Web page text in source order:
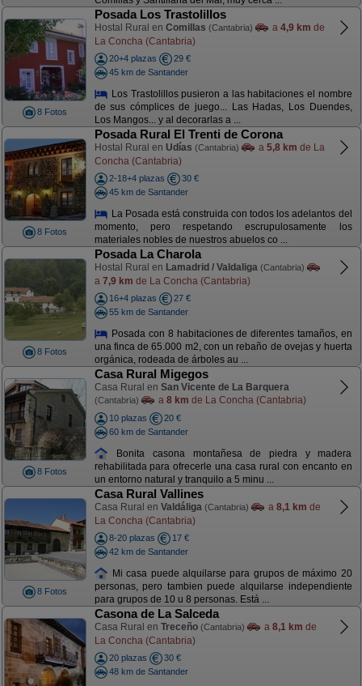
8 Fotos
Posada Los Trastolillos
Hostal Rural en Comillas (Cantabria) a 4,9 km de
La Concha (Cantabria)
20+4 plazas
29 €
45 km de Santander
Los Trastolillos pusieron a las habitaciones el nombre
de sus cómplices de juego... Las Hadas, Los Duendes,
Los Mangos... y al decorarlas a ...
8 Fotos
Posada Rural El Trenti de Corona
Hostal Rural en Udías (Cantabria) a 5,8 km de La
Concha (Cantabria)
2-18+4 plazas
30 €
45 km de Santander
La Posada está construida con todos los adelantos del
momento, pero respetando escrupulosamente los
materiales nobles de nuestros abuelos co ...
8 Fotos
Posada La Charola
Hostal Rural en Lamadrid / Valdaliga (Cantabria)
a 7,9 km de La Concha (Cantabria)
16+4 plazas
27 €
55 km de Santander
Posada con 8 habitaciones de diferentes tamaños, en
una finca de 65.000 m2, con un rebaño de ovejas y huerta
orgánica, rodeada de árboles au ...
8 Fotos
Casa Rural Migegos
Casa Rural en San Vicente de La Barquera
(Cantabria) a 8 km de La Concha (Cantabria)
10 plazas
20 €
60 km de Santander
Bonita casona montañesa de piedra y madera
rehabilitada para ofrecerle una casa rural con encanto en
un entorno natural y tranquilo a 5 minu ...
8 Fotos
Casa Rural Vallines
Casa Rural en Valdáliga (Cantabria) a 8,1 km de
La Concha (Cantabria)
8-20 plazas
17 €
42 km de Santander
Mi casa puede alquilarse para grupos de máximo 20
personas, pero tambien puede alquilarse independiente
para grupos de 10 u 8 personas. Está ...
Casona de La Salceda
Casa Rural en Treceño (Cantabria) a 8,1 km de
La Concha (Cantabria)
20 plazas
30 €
48 km de Santander